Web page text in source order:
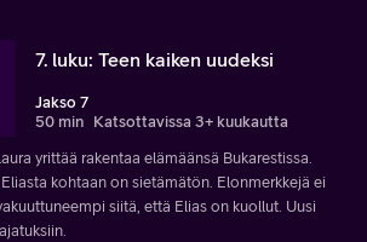
7. luku: Teen kaiken uudeksi
Jakso 7
50 min Katsottavissa 3+ kuukautta
yrittää rakentaa elämäänsä Bukarestissa.
kohtaan on sietämätön. Elonmerkkejä ei
siitä, että Elias on kuollut. Uusi